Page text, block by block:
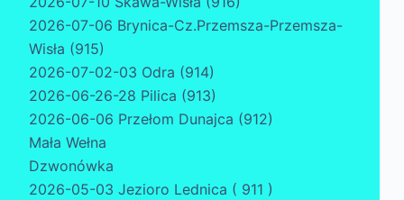
2026-07-06 Brynica-Cz.Przemsza-Przemsza-
Wisła (915)
2026-07-02-03 Odra (914)
2026-06-26-28 Pilica (913)
2026-06-06 Przełom Dunajca (912)
Mała Wełna
Dzwonówka
2026-05-03 Jezioro Lednica ( 911 )